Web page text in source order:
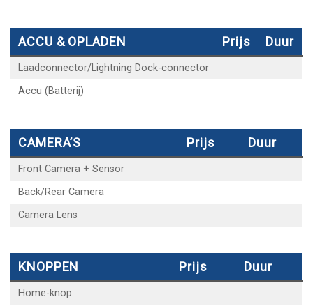
ACCU & OPLADEN Prijs Duur
Laadconnector/Lightning Dock-connector
Accu (Batterij)
CAMERA’S Prijs Duur
Front Camera + Sensor
Back/Rear Camera
Camera Lens
KNOPPEN Prijs Duur
Home-knop